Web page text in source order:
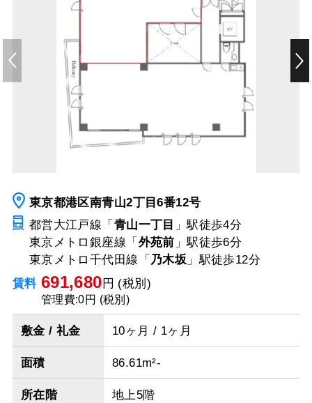
東京都港区南青山2丁目6番12号
都営大江戸線「 青山一丁目 」駅徒歩4分
東京メトロ銀座線「 外苑前 」駅徒歩6分
東京メトロ千代田線「 乃木坂 」駅徒歩12分
賃料 691,680 円 (税別)
管理費:0円 (税別)
敷金 / 礼金 10ヶ月 / 1ヶ月
面積 86.61m²-
所在階 地上5階